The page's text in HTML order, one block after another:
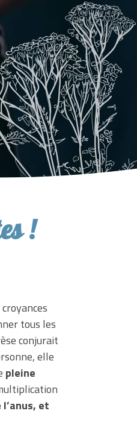
!
tous les
conjurait
elle
pleine
et